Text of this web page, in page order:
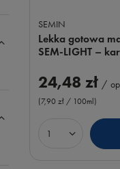
SEMIN
Lekka gotowa
SEM-LIGHT –
24,48 zł /
(7,90 zł / 100ml )
Ilość produktów